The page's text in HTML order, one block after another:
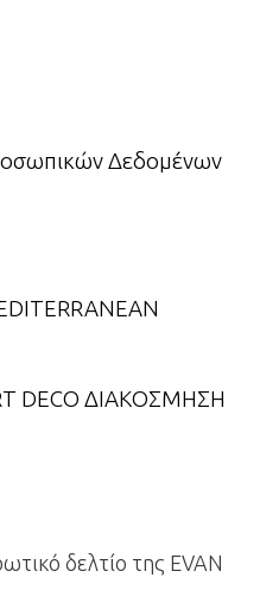
Δεδομένων
DECO ΔΙΑΚΟΣΜΗΣΗ
δελτίο της EVAN